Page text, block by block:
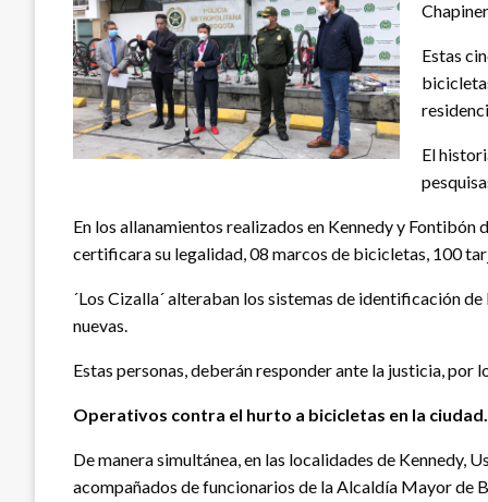
Estas
El
En los allanamientos realizados en Kennedy y
certificara su legalidad, 08 marcos de bicicletas, 100
´Los Cizalla´ alteraban los sistemas de identificación
nuevas.
Estas personas, deberán responder ante la justicia,
Operativos contra el hurto a bicicletas en la ciudad.
De manera simultánea, en las localidades de
acompañados de funcionarios de la Alcaldía Mayor de